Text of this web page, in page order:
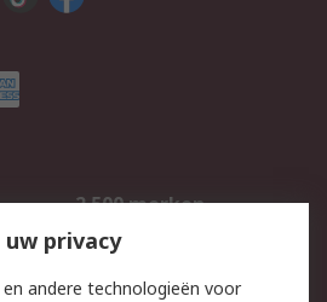
2.500 merken
Inkoopoplossingen
privacy
andere technologieën voor